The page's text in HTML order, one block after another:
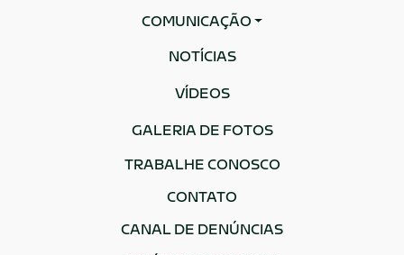
COMUNICAÇÃO
NOTÍCIAS
VÍDEOS
GALERIA DE FOTOS
TRABALHE CONOSCO
CONTATO
CANAL DE DENÚNCIAS